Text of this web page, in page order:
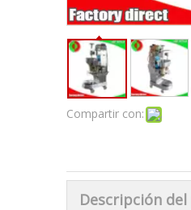
Compartir con:
Descripción